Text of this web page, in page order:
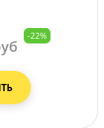
-22%